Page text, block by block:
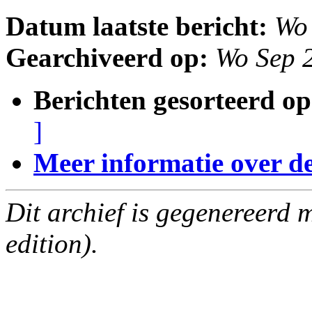
Datum laatste bericht:
Gearchiveerd op: Wo Sep
Berichten gesorteerd
]
Meer informatie over
Dit archief is gegenereerd
edition).